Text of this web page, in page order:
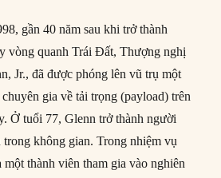
gần 40 năm sau khi trở thành
vòng quanh Trái Đất, Thượng nghị
Jr., đã được phóng lên vũ trụ một
gia về tải trọng (payload) trên
Ở tuổi 77, Glenn trở thành người
trong không gian. Trong nhiệm vụ
một thành viên tham gia vào nghiên